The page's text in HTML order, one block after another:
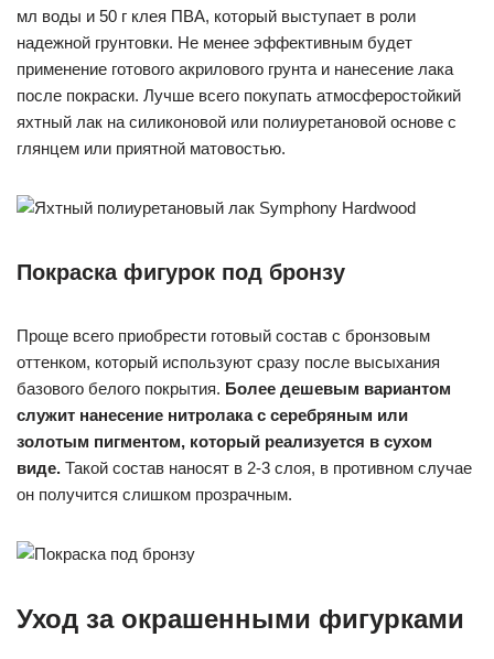
мл воды и 50 г клея ПВА, который выступает в роли
надежной грунтовки. Не менее эффективным будет
применение готового акрилового грунта и нанесение лака
после покраски. Лучше всего покупать атмосферостойкий
яхтный лак на силиконовой или полиуретановой основе с
глянцем или приятной матовостью.
Покраска фигурок под бронзу
Проще всего приобрести готовый состав с бронзовым
оттенком, который используют сразу после высыхания
базового белого покрытия. Более дешевым вариантом
служит нанесение нитролака с серебряным или
золотым пигментом, который реализуется в сухом
виде. Такой состав наносят в 2-3 слоя, в противном случае
он получится слишком прозрачным.
Уход за окрашенными фигурками